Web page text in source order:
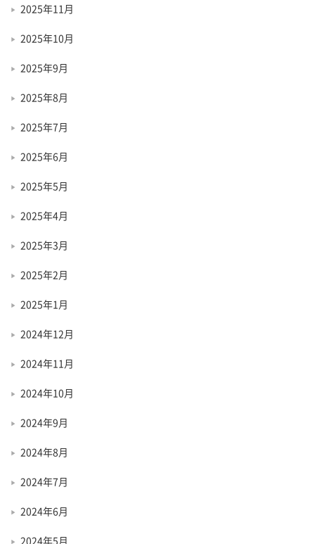
2025年11月
2025年10月
2025年9月
2025年8月
2025年7月
2025年6月
2025年5月
2025年4月
2025年3月
2025年2月
2025年1月
2024年12月
2024年11月
2024年10月
2024年9月
2024年8月
2024年7月
2024年6月
2024年5月